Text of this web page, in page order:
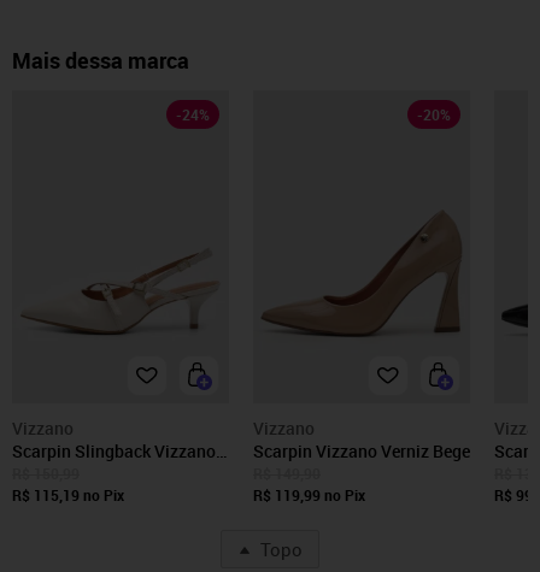
Mais dessa marca
-24%
Vizzano
Scarpin Slingback Vizzano
R$ 115,19 no Pix
-20%
Vizzano
Scarpin Vizzano Verniz Bege
R$ 119,99 no Pix
R$
Topo